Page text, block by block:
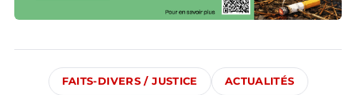
FAITS-DIVERS / JUSTICE ACTUALITÉS